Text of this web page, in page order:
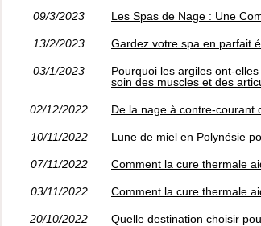
09/3/2023 Les Spas de Nage : Une
13/2/2023 Gardez votre spa en parfait
03/1/2023
Pourquoi les argiles ont-
soin des muscles et des
02/12/2022 De la nage à contre-courant
10/11/2022 Lune de miel en Polynésie
07/11/2022 Comment la cure thermale
03/11/2022 Comment la cure thermale
20/10/2022 Quelle destination choisir